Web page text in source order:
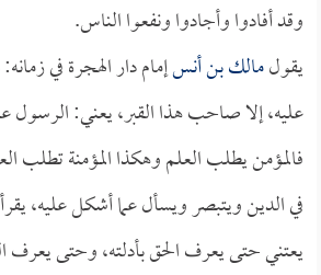
وقد أفادوا وأجادوا ونفعوا الناس.
يقولمالك بن أنسإمام دار الهجرة في
عليه، إلا صاحب هذا القبر، يعني: الرسول
فالمؤمن يطلب العلم وهكذا المؤمنة تطلب
في الدين ويتبصر ويسأل عما أشكل عليه، يقرأ
يعتني حتى يعرف الحق بأدلته، وحتى يعرف